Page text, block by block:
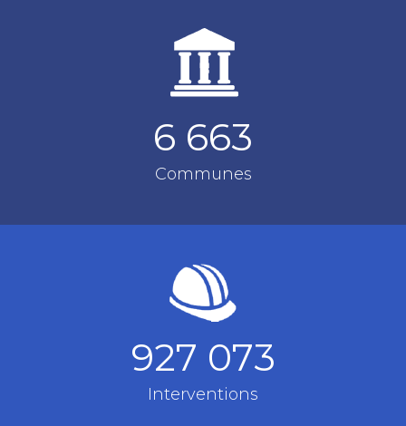
6 663
Communes
927 073
Interventions